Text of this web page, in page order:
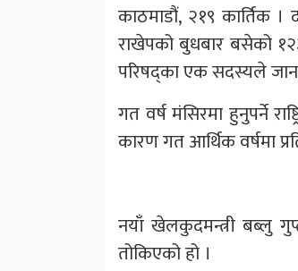
काठमाडौं, २१९ कार्तिक
राखेपको बुधबार बसेको
परिषद्का एक सदस्यले
गत वर्ष मंसिरमा हुनुपर्ने
कारण गत आर्थिक वर्षमा
नयाँ खेलकुदमन्त्री बब्लु
तोकिएको हो ।